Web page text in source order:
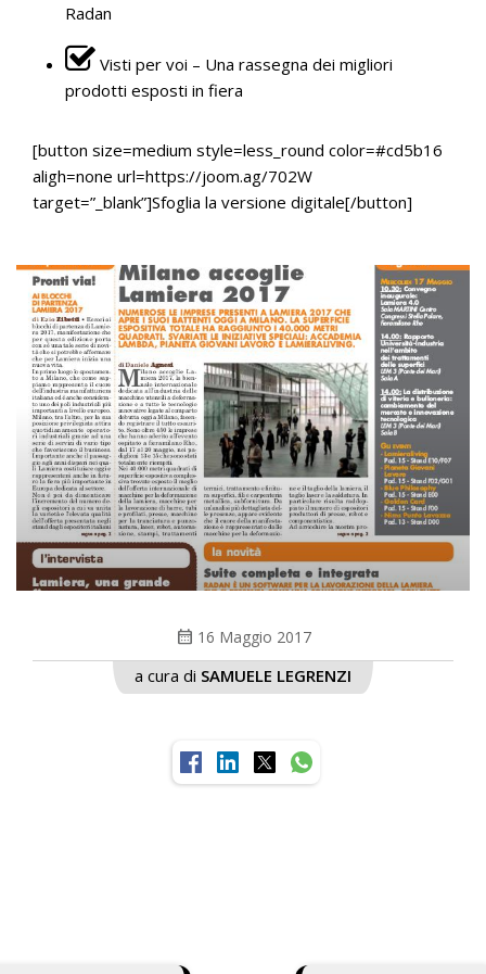
Radan
Visti per voi – Una rassegna dei migliori
prodotti esposti in fiera
[button size=medium style=less_round color=#cd5b16
aligh=none url=https://joom.ag/702W
target=”_blank”]Sfoglia la versione digitale[/button]
calendar_month 16 Maggio 2017
a cura di SAMUELE LEGRENZI